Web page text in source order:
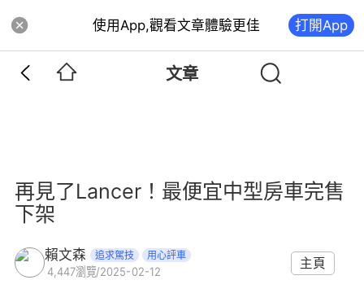
使用App,觀看文章體驗更佳 打開App
文章
再見了Lancer！最便宜中型房車完售
下架
賴文森 追求駕技 用心評車
4,447瀏覽/2025-02-12
主頁